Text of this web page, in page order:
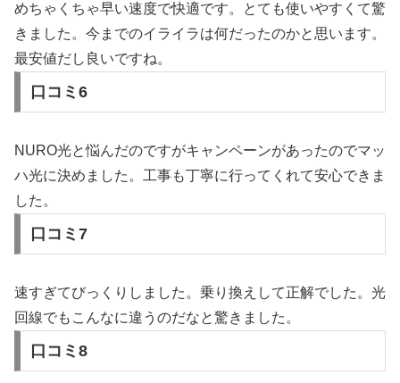
めちゃくちゃ早い速度で快適です。とても使いやすくて驚
きました。今までのイライラは何だったのかと思います。
最安値だし良いですね。
口コミ6
NURO光と悩んだのですがキャンペーンがあったのでマッ
ハ光に決めました。工事も丁寧に行ってくれて安心できま
した。
口コミ7
速すぎてびっくりしました。乗り換えして正解でした。光
回線でもこんなに違うのだなと驚きました。
口コミ8